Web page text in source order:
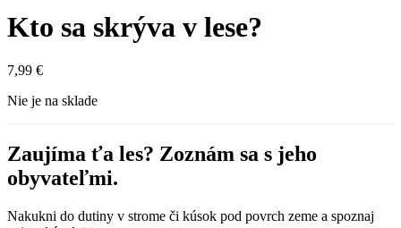
Kto sa skrýva v lese?
7,99 €
Nie je na sklade
Zaujíma ťa les? Zoznám sa s jeho
obyvateľmi.
Nakukni do dutiny v strome či kúsok pod povrch zeme a spoznaj